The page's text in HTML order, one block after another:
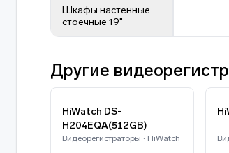
Шкафы настенные
стоечные 19"
Другие
HiWatch DS-
H204EQA(512GB)
Видеорегистраторы · HiWatch